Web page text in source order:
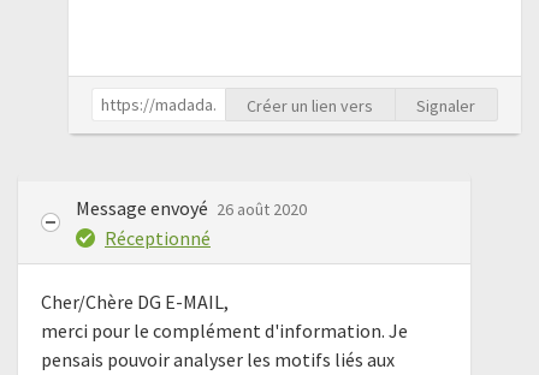
Créer un lien vers Signaler
Message envoyé 26 août 2020
Réceptionné
Cher/Chère DG E-MAIL,
merci pour le complément d'information. Je
pensais pouvoir analyser les motifs liés aux